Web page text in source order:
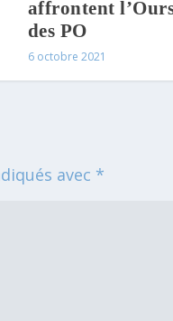
affrontent
des PO
6 octobre 2021
avec *